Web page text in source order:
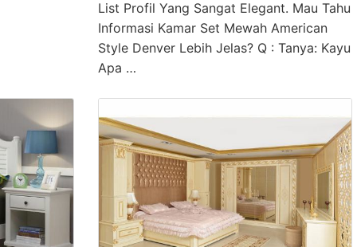
List Profil Yang Sangat Elegant. Mau Tahu
Informasi Kamar Set Mewah American
Style Denver Lebih Jelas? Q : Tanya: Kayu
Apa …